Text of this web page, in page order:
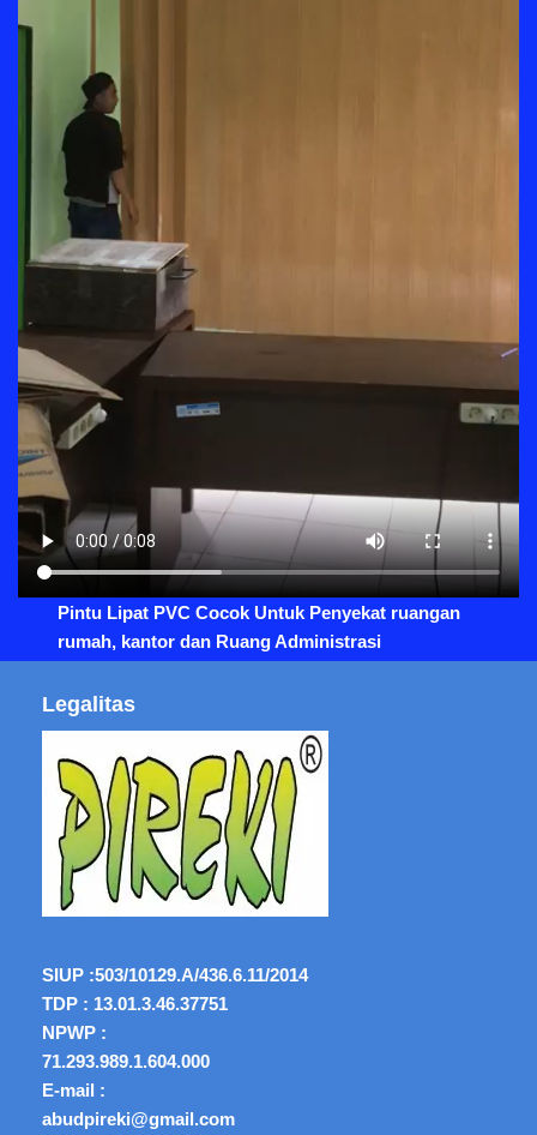
Pintu Lipat PVC Cocok Untuk Penyekat ruangan
rumah, kantor dan Ruang Administrasi
Legalitas
SIUP :503/10129.A/436.6.11/2014
TDP : 13.01.3.46.37751
NPWP :
71.293.989.1.604.000
E-mail :
abudpireki@gmail.com